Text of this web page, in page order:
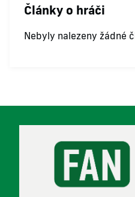
Články o hráči
Nebyly nalezeny žádné